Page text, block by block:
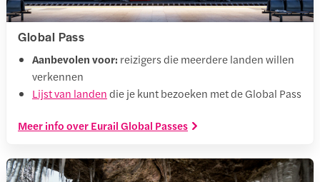
Global Pass
Aanbevolen voor: reizigers die meerdere landen willen
verkennen
Lijst van landendie je kunt bezoeken met de Global Pass
Meer info over Eurail Global Passes